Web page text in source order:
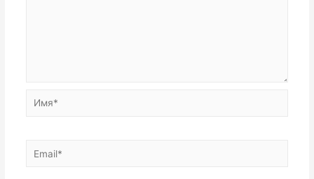
Имя*
Email*